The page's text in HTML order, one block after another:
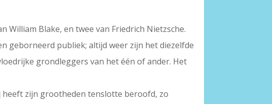
Blake, en twee van Friedrich Nietzsche.
geborneerd publiek; altijd weer zijn het diezelfde
grondleggers van het één of ander. Het
zijn grootheden tenslotte beroofd, zo